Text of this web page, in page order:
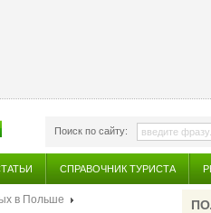
Поиск по сайту:
СПРАВОЧНИК ТУРИСТА
в Польше